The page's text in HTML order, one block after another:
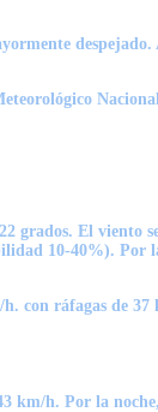
grados. El viento
10-40%). Por
con ráfagas de
km/h. Por la